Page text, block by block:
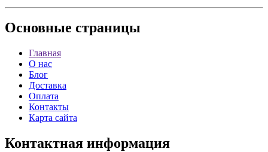
Основные страницы
Главная
О нас
Блог
Доставка
Оплата
Контакты
Карта сайта
Контактная информация